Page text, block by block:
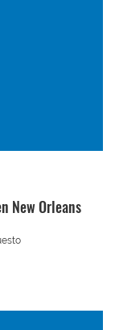
New Orleans